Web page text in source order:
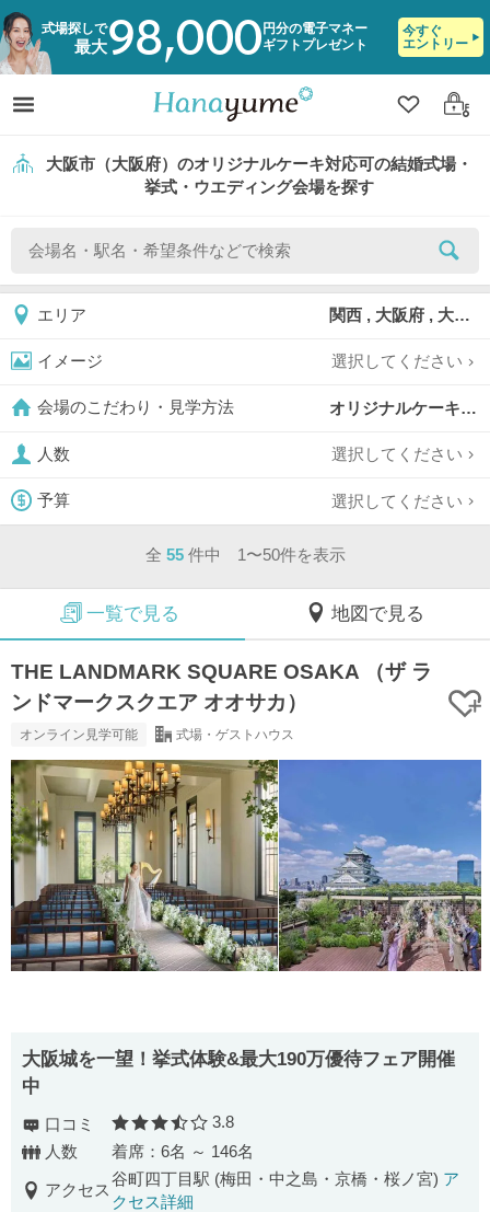
式場探しで
最大98,000 円分の電子マネー
ギフトプレゼント
今すぐ
エントリー
クリップ
ログ
大阪市（大阪府）のオリジナルケーキ対応可の結婚式場・
挙式・ウエディング会場を探す
エリア 関西 , 大阪府 , 大阪市
イメージ 選択してください
会場のこだわり・見学方法 オリジナルケーキ対応可,
人数 選択してください
予算 選択してください
全 55 件中 1〜50件を表示
一覧で見る 地図で見る
THE LANDMARK SQUARE OSAKA （ザ ラ
ンドマークスクエア オオサカ）
オンライン見学可能 式場・ゲストハウス
大阪城を一望！挙式体験&最大190万優待フェア開催
中
口コミ 口コミ評価
3.8
人数
着席：6名 ～ 146名
アクセス
谷町四丁目駅 (梅田・中之島・京橋・桜ノ宮) ア
クセス詳細